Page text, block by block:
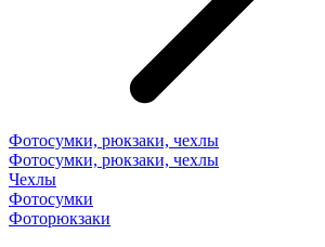
Фотосумки, рюкзаки, чехлы
Фотосумки, рюкзаки, чехлы
Чехлы
Фотосумки
Фоторюкзаки